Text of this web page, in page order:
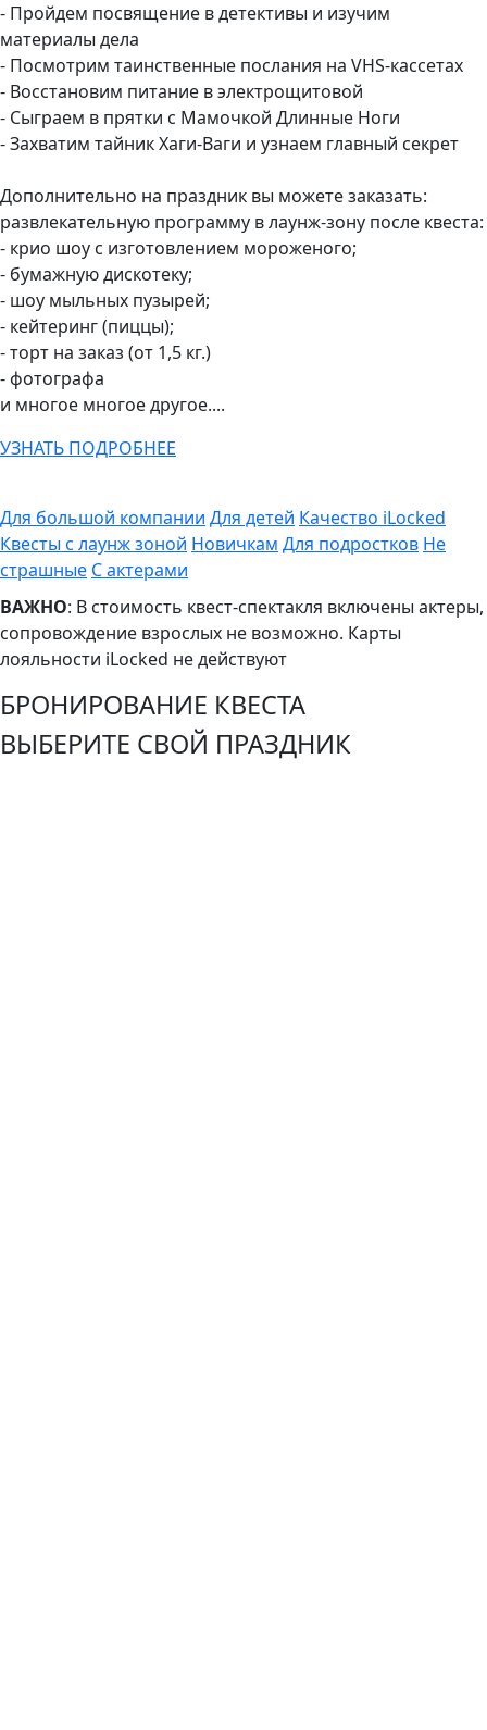
- Пройдем посвящение в детективы и изучим
материалы дела
- Посмотрим таинственные послания на VHS-кассетах
- Восстановим питание в электрощитовой
- Сыграем в прятки с Мамочкой Длинные Ноги
- Захватим тайник Хаги-Ваги и узнаем главный секрет
Дополнительно на праздник вы можете заказать:
развлекательную программу в лаунж-зону после квеста:
- крио шоу с изготовлением мороженого;
- бумажную дискотеку;
- шоу мыльных пузырей;
- кейтеринг (пиццы);
- торт на заказ (от 1,5 кг.)
- фотографа
и многое многое другое....
УЗНАТЬ ПОДРОБНЕЕ
Для большой компании Для детей Качество iLocked
Квесты с лаунж зоной Новичкам Для подростков Не
страшные С актерами
ВАЖНО: В стоимость квест-спектакля включены актеры,
сопровождение взрослых не возможно. Карты
лояльности iLocked не действуют
БРОНИРОВАНИЕ КВЕСТА
ВЫБЕРИТЕ СВОЙ ПРАЗДНИК